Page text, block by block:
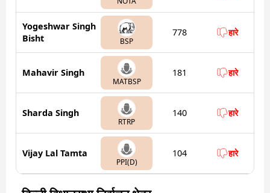
Yogeshwar Singh
Bisht
BSP
778 हारे
Mahavir Singh
MATBSP
181 हारे
Sharda Singh
RTRP
140 हारे
Vijay Lal Tamta
PPI(D)
104 हारे